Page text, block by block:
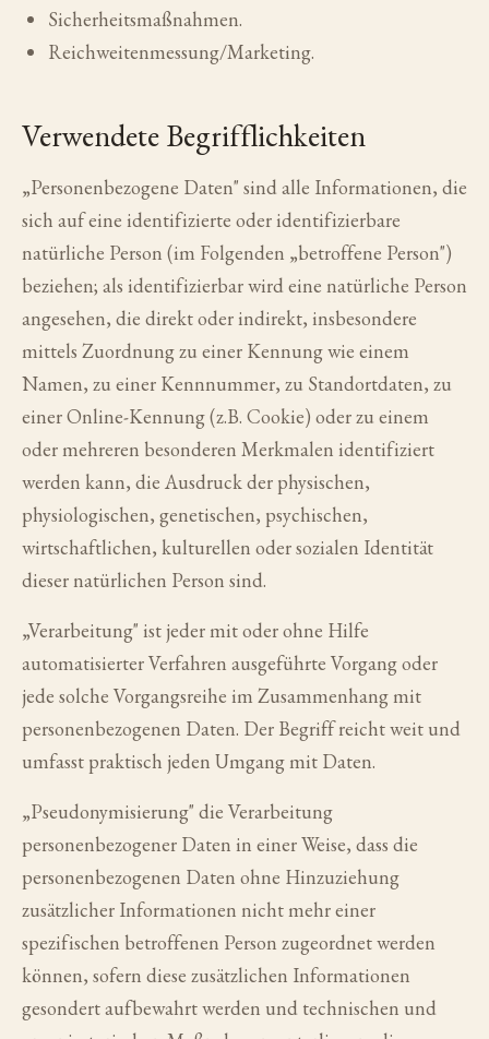
Sicherheitsmaßnahmen.
Reichweitenmessung/Marketing.
Verwendete Begrifflichkeiten
„Personenbezogene Daten" sind alle Informationen, die
sich auf eine identifizierte oder identifizierbare
natürliche Person (im Folgenden „betroffene Person")
beziehen; als identifizierbar wird eine natürliche Person
angesehen, die direkt oder indirekt, insbesondere
mittels Zuordnung zu einer Kennung wie einem
Namen, zu einer Kennnummer, zu Standortdaten, zu
einer Online-Kennung (z.B. Cookie) oder zu einem
oder mehreren besonderen Merkmalen identifiziert
werden kann, die Ausdruck der physischen,
physiologischen, genetischen, psychischen,
wirtschaftlichen, kulturellen oder sozialen Identität
dieser natürlichen Person sind.
„Verarbeitung" ist jeder mit oder ohne Hilfe
automatisierter Verfahren ausgeführte Vorgang oder
jede solche Vorgangsreihe im Zusammenhang mit
personenbezogenen Daten. Der Begriff reicht weit und
umfasst praktisch jeden Umgang mit Daten.
„Pseudonymisierung" die Verarbeitung
personenbezogener Daten in einer Weise, dass die
personenbezogenen Daten ohne Hinzuziehung
zusätzlicher Informationen nicht mehr einer
spezifischen betroffenen Person zugeordnet werden
können, sofern diese zusätzlichen Informationen
gesondert aufbewahrt werden und technischen und